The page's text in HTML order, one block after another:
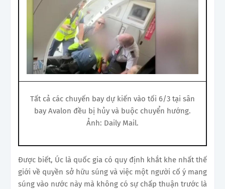
Tất cả các chuyến bay dự kiến vào tối 6/3 tại sân
bay Avalon đều bị hủy và buộc chuyển hướng.
Ảnh: Daily Mail.
Được biết, Úc là quốc gia có quy định khắt khe nhất thế
giới về quyền sở hữu súng và việc một người cố ý mang
súng vào nước này mà không có sự chấp thuận trước là